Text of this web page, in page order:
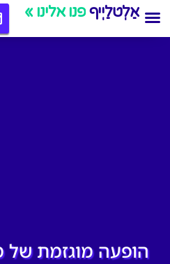
אַלְטלַיְיף
קידום אתרים
פנו אלינו »
הופעה מוגזמת